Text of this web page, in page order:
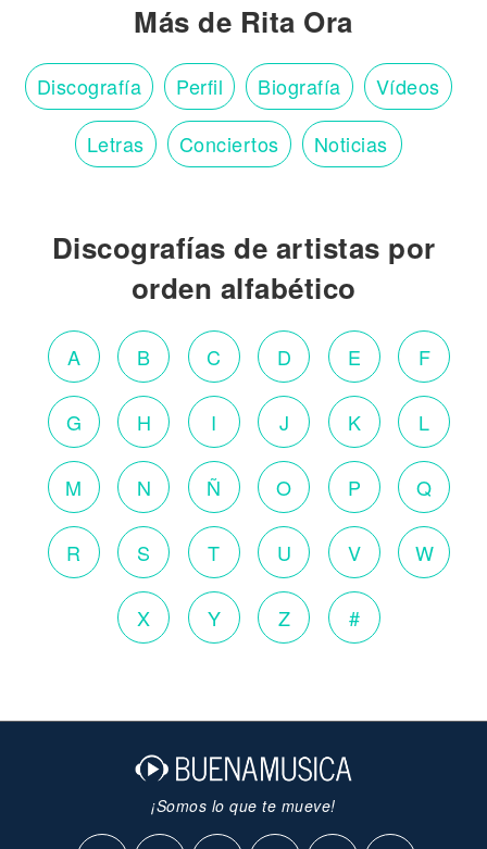
Más de Rita Ora
Discografía Perfil Biografía Vídeos
Letras Conciertos Noticias
Discografías de artistas por
orden alfabético
A B C D E F
G H I J K L
M N Ñ O P Q
R S T U V W
X Y Z #
¡Somos lo que te mueve!